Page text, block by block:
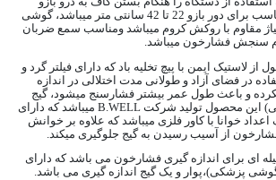
بسیار راحت میکند، و مناسب برای دور بازو 22 تا 42 سانتی متر میباشد، گوشی
مقاوم با روکش کروم میباشد ومناسب سمع ضربان
سنجش فشارخون میباشد.
از لاستیک ایمن با پیچ تخلیه باد که دارای فیلتر گرد و
در فضای آزاد و طولانی مدت اختلالی در اندازه
و باعث طول عمر بیشتر فشارسنج میشود، گیج
(صفحه نمایشگر مکانیکی) این محصول تولید شرکت B.WELL میباشد که دارای
خوانا با کاور فلزی میباشد که علاوه بر خوانش
فشارخون از آسیب رسیدن به گیج جلوگیری میکند.
ای برای اندازه گیری فشارخون می باشد که دارای
پزشکی)،پوار و یک گیج اندازه گیری می باشد.